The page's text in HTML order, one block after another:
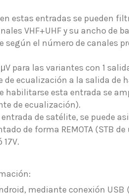
estas entradas se pueden
VHF+UHF y su ancho de
el número de canales
las variantes con 1 salida
de ecualización a la salida de
habilitarse esta entrada se
de ecualización).
de satélite, se puede
de forma REMOTA (STB
mediante conexión